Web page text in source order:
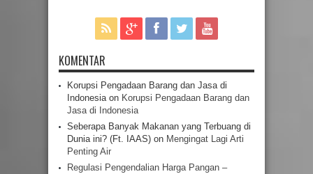
KOMENTAR
Korupsi Pengadaan Barang dan Jasa di
Indonesiaon Korupsi Pengadaan Barang dan
Jasa di Indonesia
Seberapa Banyak Makanan yang Terbuang di
Dunia ini? (Ft. IAAS) on Mengingat Lagi Arti
Penting Air
Regulasi Pengendalian Harga Pangan –